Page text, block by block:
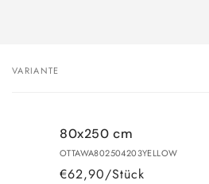
Dein
VARIANTE
80x250 cm
OTTAWA802504203YELLOW
€62,90/Stück